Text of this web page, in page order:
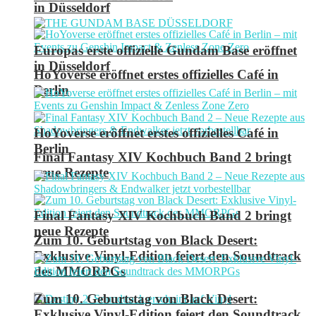
in Düsseldorf
HoYoverse eröffnet erstes offizielles Café in
Berlin
Final Fantasy XIV Kochbuch Band 2 bringt
neue Rezepte
Zum 10. Geburtstag von Black Desert:
Exklusive Vinyl-Edition feiert den Soundtrack
des MMORPGs
Europas erste offizielle Gundam Base eröffnet
in Düsseldorf
HoYoverse eröffnet erstes offizielles Café in
Berlin
Final Fantasy XIV Kochbuch Band 2 bringt
neue Rezepte
Zum 10. Geburtstag von Black Desert: